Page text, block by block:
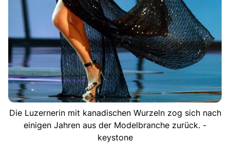
Die Luzernerin mit kanadischen Wurzeln zog sich nach
einigen Jahren aus der Modelbranche zurück. -
keystone